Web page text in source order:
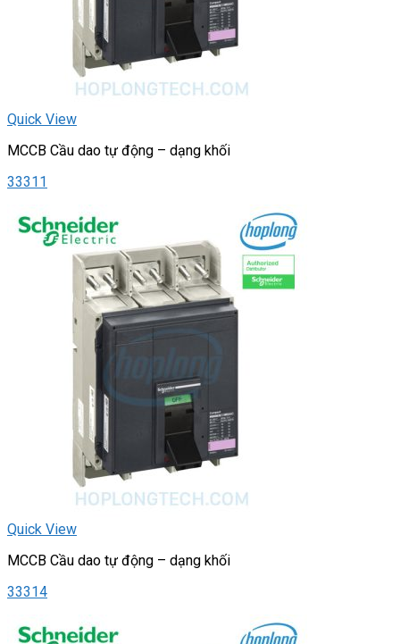
Quick View
MCCB Cầu dao tự động – dạng khối
33311
Quick View
MCCB Cầu dao tự động – dạng khối
33314